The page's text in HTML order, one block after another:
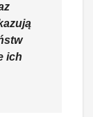
ich